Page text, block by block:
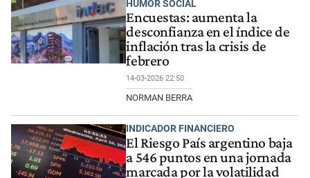
HUMOR SOCIAL
Encuestas: aumenta la
desconfianza en el índice de
inflación tras la crisis de
febrero
14-03-2026 22:50
NORMAN BERRA
INDICADOR FINANCIERO
El Riesgo País argentino baja
a 546 puntos en una jornada
marcada por la volatilidad